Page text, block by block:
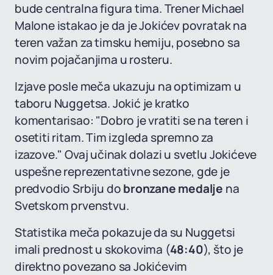
bude centralna figura tima. Trener Michael
Malone istakao je da je Jokićev povratak na
teren važan za timsku hemiju, posebno sa
novim pojačanjima u rosteru.
Izjave posle meča ukazuju na optimizam u
taboru Nuggetsa. Jokić je kratko
komentarisao: "Dobro je vratiti se na teren i
osetiti ritam. Tim izgleda spremno za
izazove." Ovaj učinak dolazi u svetlu Jokićeve
uspešne reprezentativne sezone, gde je
predvodio Srbiju dobronzane medalje na
Svetskom prvenstvu.
Statistika meča pokazuje da su Nuggetsi
imali prednost u skokovima (48:40), što je
direktno povezano sa Jokićevim